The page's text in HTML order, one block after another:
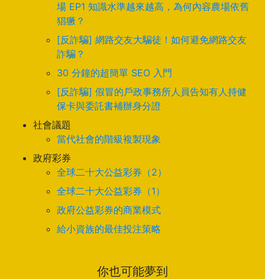
場 EP1 知識水準越來越高，為何內容農場依舊
猖獗？
[反詐騙] 網路交友大騙徒！如何避免網路交友
詐騙？
30 分鐘的超簡單 SEO 入門
[反詐騙] 假冒的戶政事務所人員告知有人持健
保卡與委託書補辦身分證
社會議題
當代社會的階級複製現象
政府彩券
全球二十大公益彩券（2）
全球二十大公益彩券（1）
政府公益彩券的商業模式
給小資族的最佳投注策略
你也可能夢到